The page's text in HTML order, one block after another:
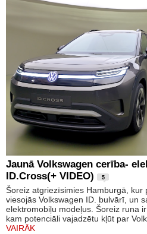
Jaunā Volkswagen cerība-
ID.Cross(+ VIDEO)
5
Šoreiz atgriezīsimies Hamburgā, kur
viesojās Volkswagen ID. bulvārī, un
elektromobiļu modeļus. Šoreiz runa
kam potenciāli vajadzētu kļūt par
VAIRĀK